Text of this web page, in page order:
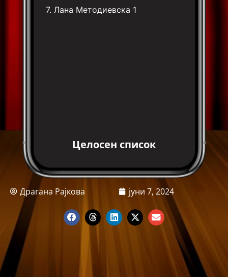
7.Лана Методиевска 1
Целосен список
Драгана Рајкова јуни 7, 2024